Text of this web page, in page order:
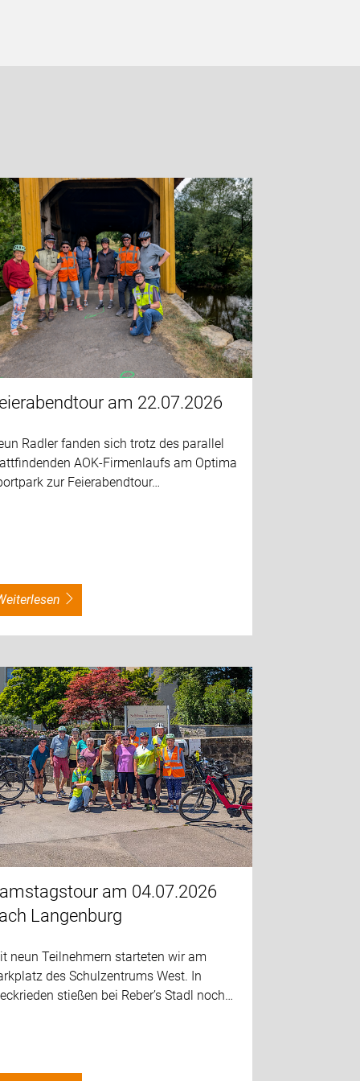
am 22.07.2026
Radler fanden sich trotz des parallel
AOK-Firmenlaufs am Optima
zur Feierabendtour…
weiterlesen
am 04.07.2026
Langenburg
neun Teilnehmern starteten wir am
des Schulzentrums West. In
stießen bei Reber’s Stadl noch…